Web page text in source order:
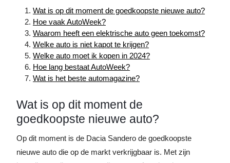
Wat is op dit moment de goedkoopste nieuwe auto?
Hoe vaak AutoWeek?
Waarom heeft een elektrische auto geen toekomst?
Welke auto is niet kapot te krijgen?
Welke auto moet ik kopen in 2024?
Hoe lang bestaat AutoWeek?
Wat is het beste automagazine?
Wat is op dit moment de
goedkoopste nieuwe auto?
Op dit moment is de Dacia Sandero de goedkoopste
nieuwe auto die op de markt verkrijgbaar is. Met zijn